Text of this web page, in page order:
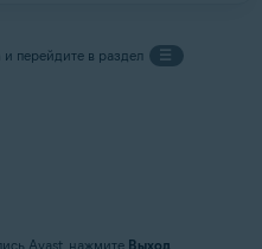
перейдите в раздел
☰
Avast, нажмите Выход